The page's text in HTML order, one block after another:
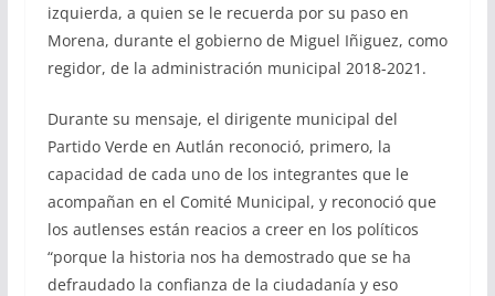
izquierda, a quien se le recuerda por su paso en
Morena, durante el gobierno de Miguel Iñiguez, como
regidor, de la administración municipal 2018-2021.
Durante su mensaje, el dirigente municipal del
Partido Verde en Autlán reconoció, primero, la
capacidad de cada uno de los integrantes que le
acompañan en el Comité Municipal, y reconoció que
los autlenses están reacios a creer en los políticos
“porque la historia nos ha demostrado que se ha
defraudado la confianza de la ciudadanía y eso